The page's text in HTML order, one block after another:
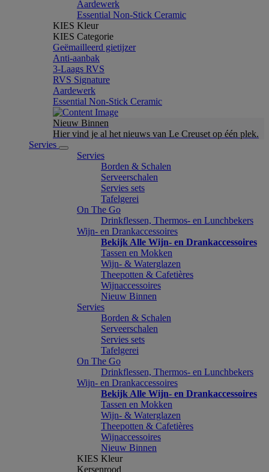
Aardewerk
Essential Non-Stick Ceramic
KIES Kleur
KIES Categorie
Geëmailleerd gietijzer
Anti-aanbak
3-Laags RVS
RVS Signature
Aardewerk
Essential Non-Stick Ceramic
Nieuw Binnen
Hier vind je al het nieuws van Le Creuset op één plek.
Servies
Servies
Borden & Schalen
Serveerschalen
Servies sets
Tafelgerei
On The Go
Drinkflessen, Thermos- en Lunchbekers
Wijn- en Drankaccessoires
Bekijk Alle Wijn- en Drankaccessoires
Tassen en Mokken
Wijn- & Waterglazen
Theepotten & Cafetières
Wijnaccessoires
Nieuw Binnen
Servies
Borden & Schalen
Serveerschalen
Servies sets
Tafelgerei
On The Go
Drinkflessen, Thermos- en Lunchbekers
Wijn- en Drankaccessoires
Bekijk Alle Wijn- en Drankaccessoires
Tassen en Mokken
Wijn- & Waterglazen
Theepotten & Cafetières
Wijnaccessoires
Nieuw Binnen
KIES Kleur
Kersenrood